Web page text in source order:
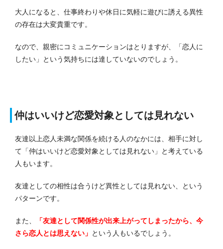
大人になると、仕事終わりや休日に気軽に遊びに誘える異性
の存在は大変貴重です。
なので、親密にコミュニケーションはとりますが、「恋人に
したい」という気持ちには達していないのでしょう。
仲はいいけど恋愛対象としては見れない
友達以上恋人未満な関係を続ける人のなかには、相手に対し
て「仲はいいけど恋愛対象としては見れない」と考えている
人もいます。
友達としての相性は合うけど異性としては見れない、という
パターンです。
また、
「友達として関係性が出来上がってしまったから、今
さら恋人とは思えない」 という人もいるでしょう。